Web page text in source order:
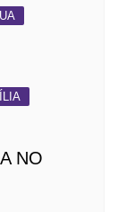
NO